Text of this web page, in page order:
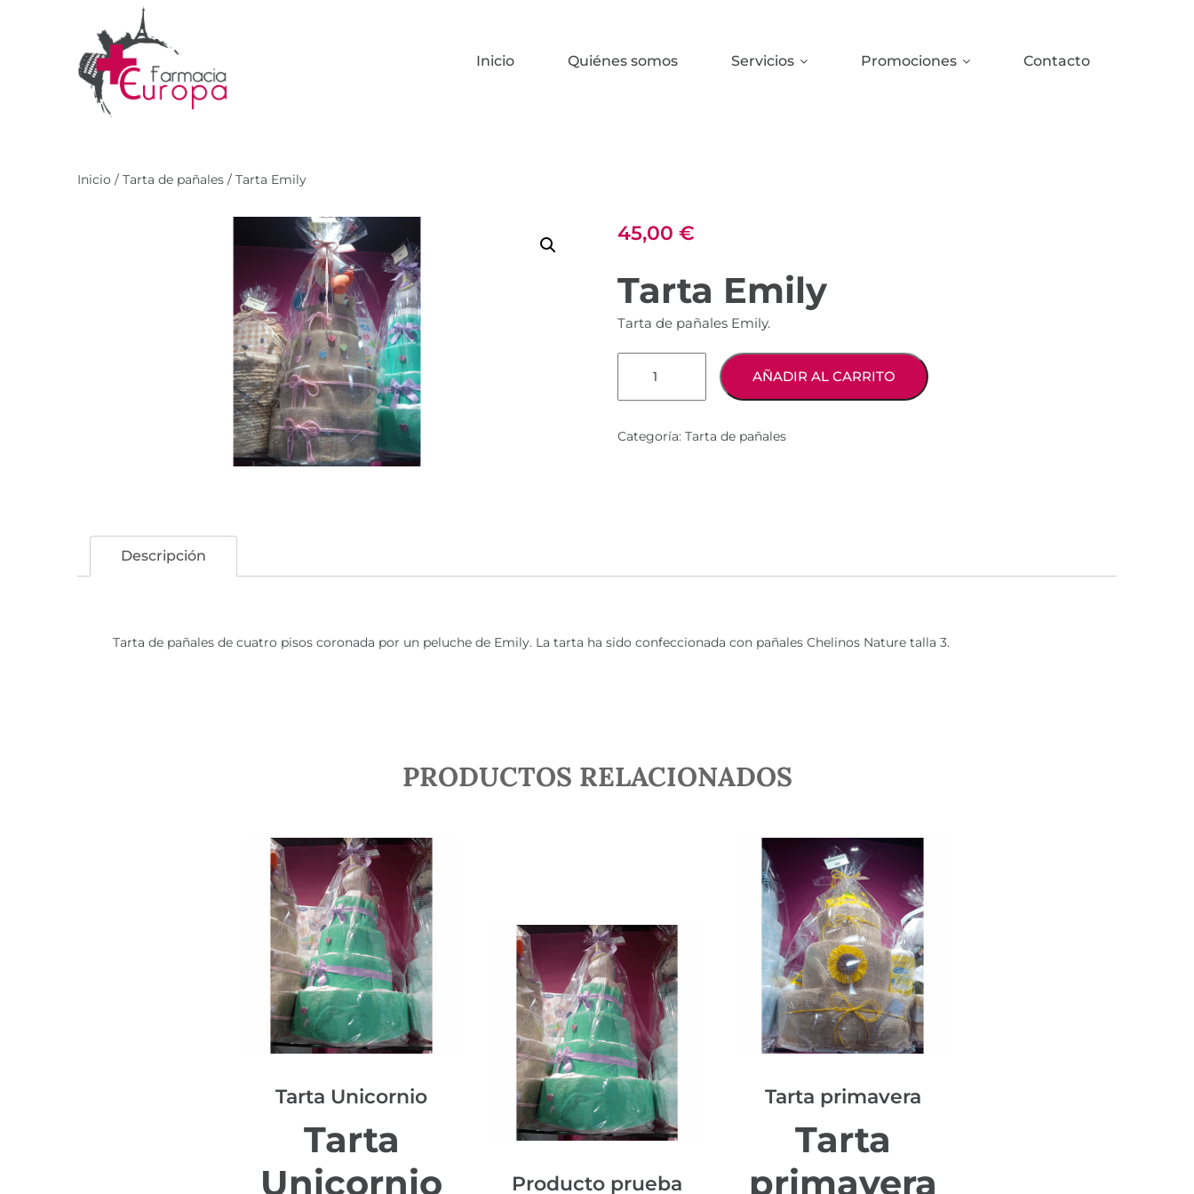
Inicio Quiénes somos Servicios Promociones Contacto
Inicio / Tarta de pañales / Tarta Emily
45,00€
Tarta Emily
Tarta de pañales Emily.
cantidad
AÑADIR AL CARRITO
Categoría:Tarta de pañales
Descripción
Tarta de pañales de cuatro pisos coronada por un peluche de Emily. La tarta ha sido confeccionada con pañales Chelinos Nature talla 3.
PRODUCTOS RELACIONADOS
Tarta Unicornio
Tarta
Unicornio
Producto prueba
Tarta primavera
Tarta
primavera